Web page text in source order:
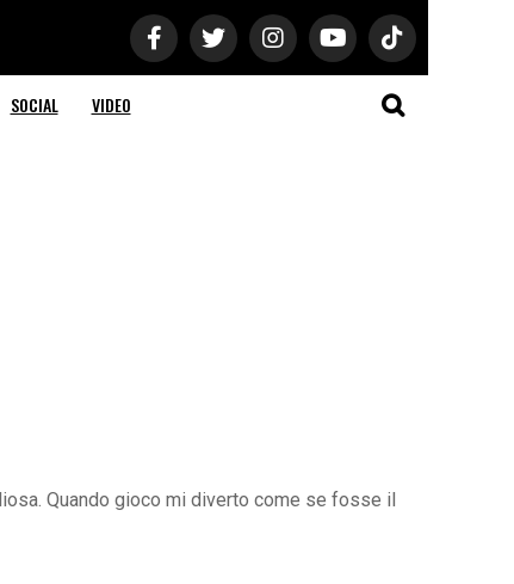
SOCIAL VIDEO
Quando gioco mi diverto come se fosse il